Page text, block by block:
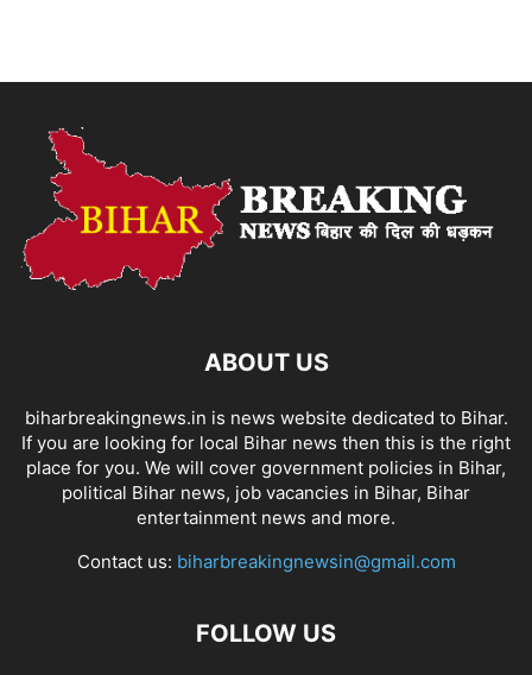
ABOUT US
biharbreakingnews.in is news website dedicated to Bihar.
If you are looking for local Bihar news then this is the right
place for you. We will cover government policies in Bihar,
political Bihar news, job vacancies in Bihar, Bihar
entertainment news and more.
Contact us: biharbreakingnewsin@gmail.com
FOLLOW US